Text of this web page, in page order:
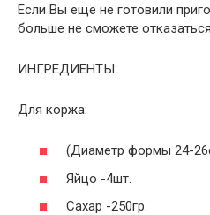
Если Вы еще не готовили
больше не сможете отказаться.
ИНГРЕДИЕНТЫ:
Для коржа:
(Диаметр формы 24-
Яйцо -4шт.
Сахар -250гр.